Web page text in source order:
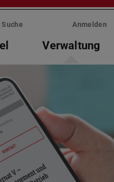
Suche Anmelden
Verwaltung